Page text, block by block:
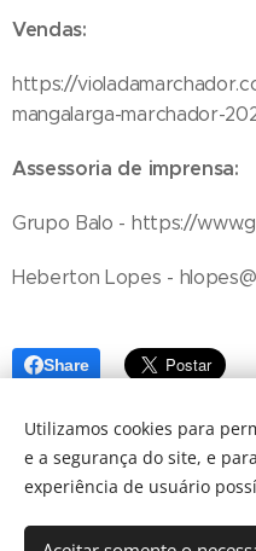
Vendas:
https://
mangalarga-marchador-
Assessoria de imprensa:
Grupo Balo - https://
Heberton Lopes -
Share
Utilizamos cookies para
e a segurança do site, e
experiência de usuário